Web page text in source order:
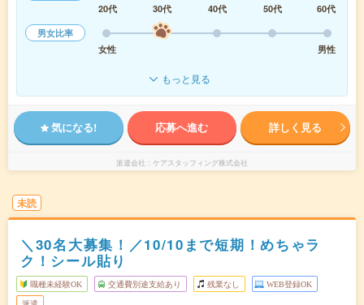
20代
30代 40代 50代
60代
男女比率
女性
男性
もっと見る
気になる! 応募へ進む 詳しく見る
派遣会社 ケアスタッフィング株式会社
未読
＼30名大募集！／10/10まで短期！めちゃラ
ク！シール貼り
職種未経験OK 交通費別途支給あり 残業なし WEB登録OK